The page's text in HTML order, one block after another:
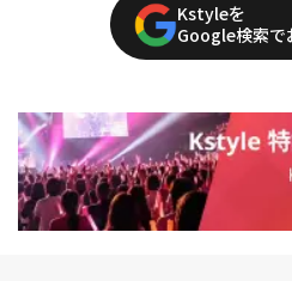
Kstyleを
Google検索で